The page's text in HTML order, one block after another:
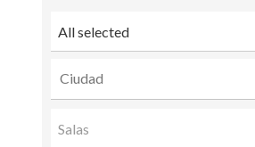
All selected
Salas